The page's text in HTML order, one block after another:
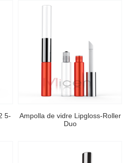
5-
Ampolla de vidre Lipgloss-Roller
Duo